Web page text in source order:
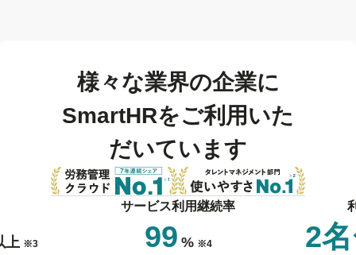
様々な業界の企業に
SmartHRをご利用いた
だいています
上 ※3
サービス利用継続率
99 % ※4 2